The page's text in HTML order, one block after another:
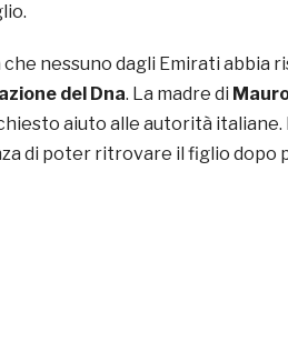
nessuno dagli Emirati abbia
del Dna. La madre di
aiuto alle autorità italiane.
di poter ritrovare il figlio dopo